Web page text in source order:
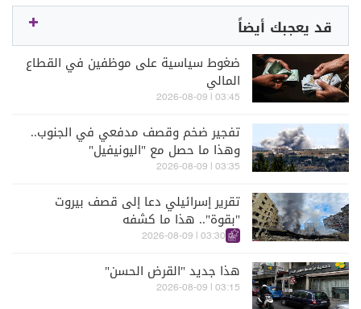
قد يعجبك أيضاً
ضغوط سياسية على موظفين في القطاع
المالي
03:45 | 2026-08-09
تفجير ضخم وقصف مدفعي في الجنوب..
وهذا ما حصل مع "اليونيفيل"
03:35 | 2026-08-09
تقرير إسرائيلي دعا إلى قصف بيروت
"بقوة".. هذا ما كشفه
03:30 | 2026-08-09
هذا جديد "القرض الحسن"
03:15 | 2026-08-09